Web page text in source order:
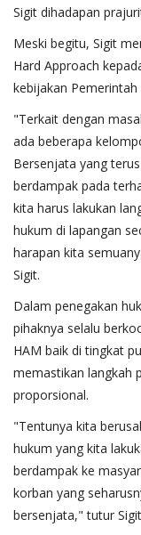
Sigit dihadapan
Meski begitu, Sigit
Hard Approach
kebijakan
"Terkait dengan
ada beberapa
Bersenjata yang
berdampak pada
kita harus lakukan
hukum di lapangan
harapan kita
Sigit.
Dalam penegakan
pihaknya selalu
HAM baik di tingkat
memastikan langkah
proporsional.
"Tentunya kita
hukum yang kita
berdampak ke
korban yang
bersenjata," tutur